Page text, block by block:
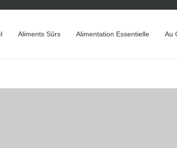
Aliments Sûrs Alimentation Essentielle Au